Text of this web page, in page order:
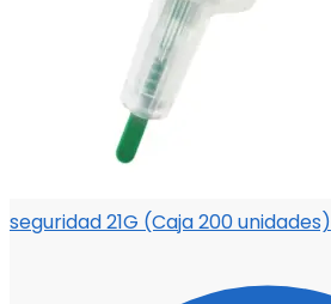
seguridad 21G (Caja 200 unidades)